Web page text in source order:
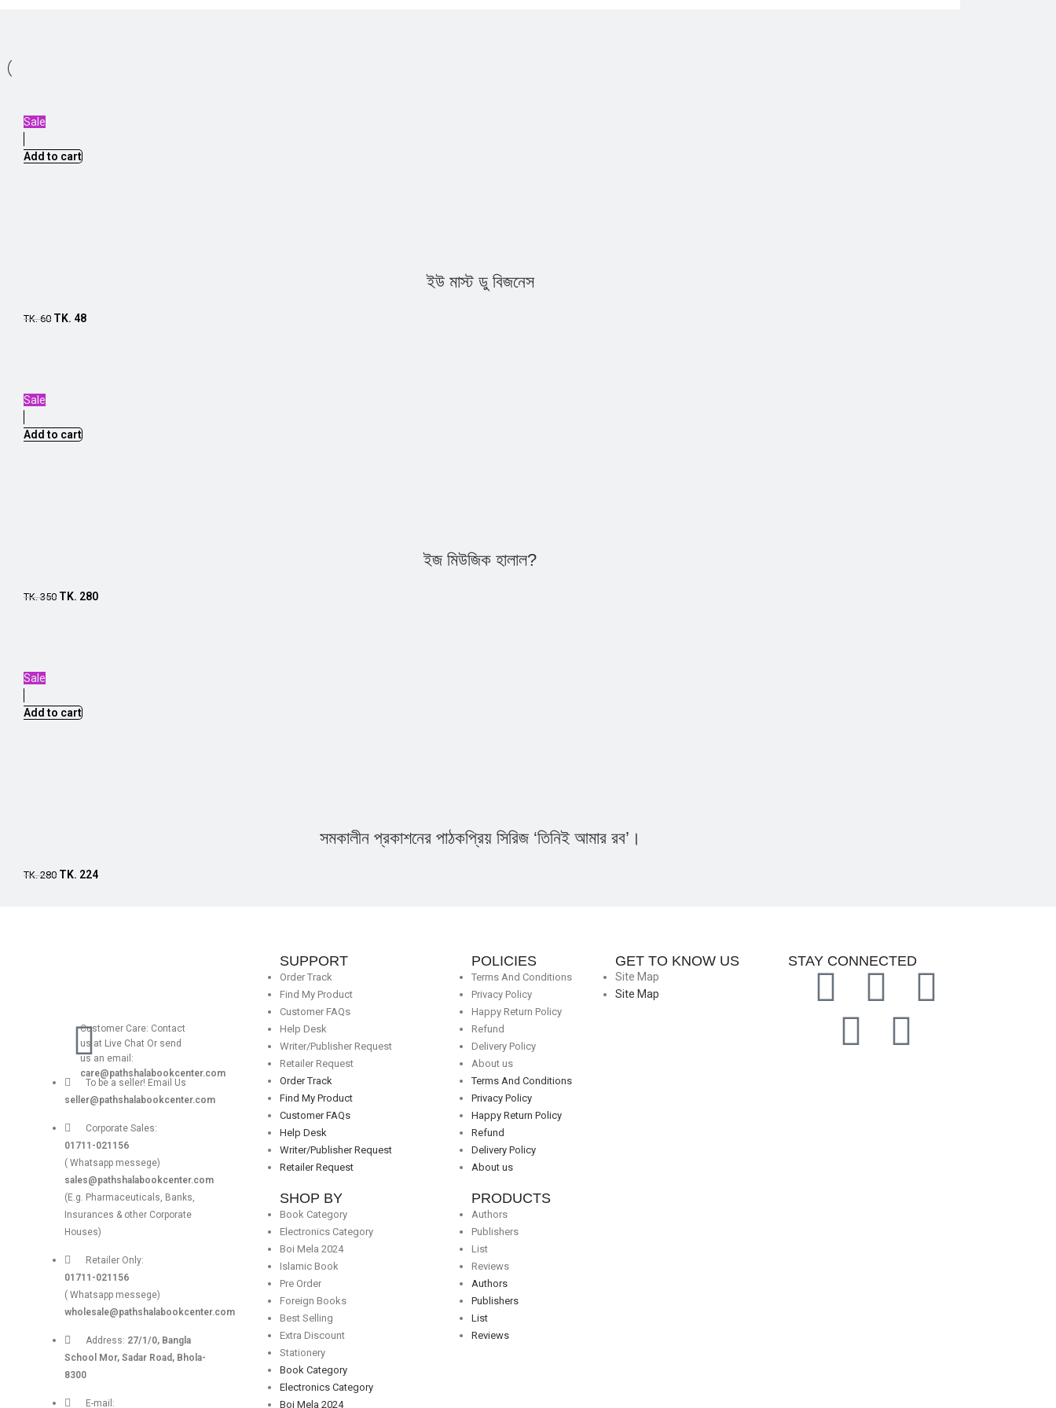
Sale
Add to cart
ইউ মাস্ট ডু বিজনেস
TK.60 TK. 48
Sale
Add to cart
ইজ মিউজিক হালাল?
TK.350 TK. 280
Sale
Add to cart
সমকালীন প্রকাশনের পাঠকপ্রিয় সিরিজ ‘তিনিই আমার রব’।
TK.280 TK. 224
Customer Care: Contact
us at Live Chat Or send
us an email:
care@pathshalabookcenter.com
To be a seller! Email Us
seller@pathshalabookcenter.com
Corporate Sales:
01711-021156
( Whatsapp messege)
sales@pathshalabookcenter.com
(E.g. Pharmaceuticals, Banks,
Insurances & other Corporate
Houses)
Retailer Only:
01711-021156
( Whatsapp messege)
wholesale@pathshalabookcenter.com
Address: 27/1/0, Bangla
School Mor, Sadar Road, Bhola-
8300
E-mail:
SUPPORT
Order Track
Find My Product
Customer FAQs
Help Desk
Writer/Publisher Request
Retailer Request
Order Track
Find My Product
Customer FAQs
Help Desk
Writer/Publisher Request
Retailer Request
SHOP BY
Book Category
Electronics Category
Boi Mela 2024
Islamic Book
Pre Order
Foreign Books
Best Selling
Extra Discount
Stationery
Book Category
Electronics Category
Boi Mela 2024
POLICIES
Terms And Conditions
Privacy Policy
Happy Return Policy
Refund
Delivery Policy
About us
Terms And Conditions
Privacy Policy
Happy Return Policy
Refund
Delivery Policy
About us
PRODUCTS
Authors
Publishers
List
Reviews
Authors
Publishers
List
Reviews
GET TO KNOW US
Site Map
Site Map
STAY CONNECTED